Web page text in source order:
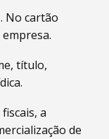
No cartão
título,
a
de